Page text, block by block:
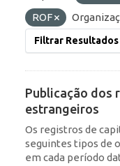
ROF
Filtrar Resultados
Publicação dos
estrangeiros
Os registros de
seguintes tipos de
em cada período